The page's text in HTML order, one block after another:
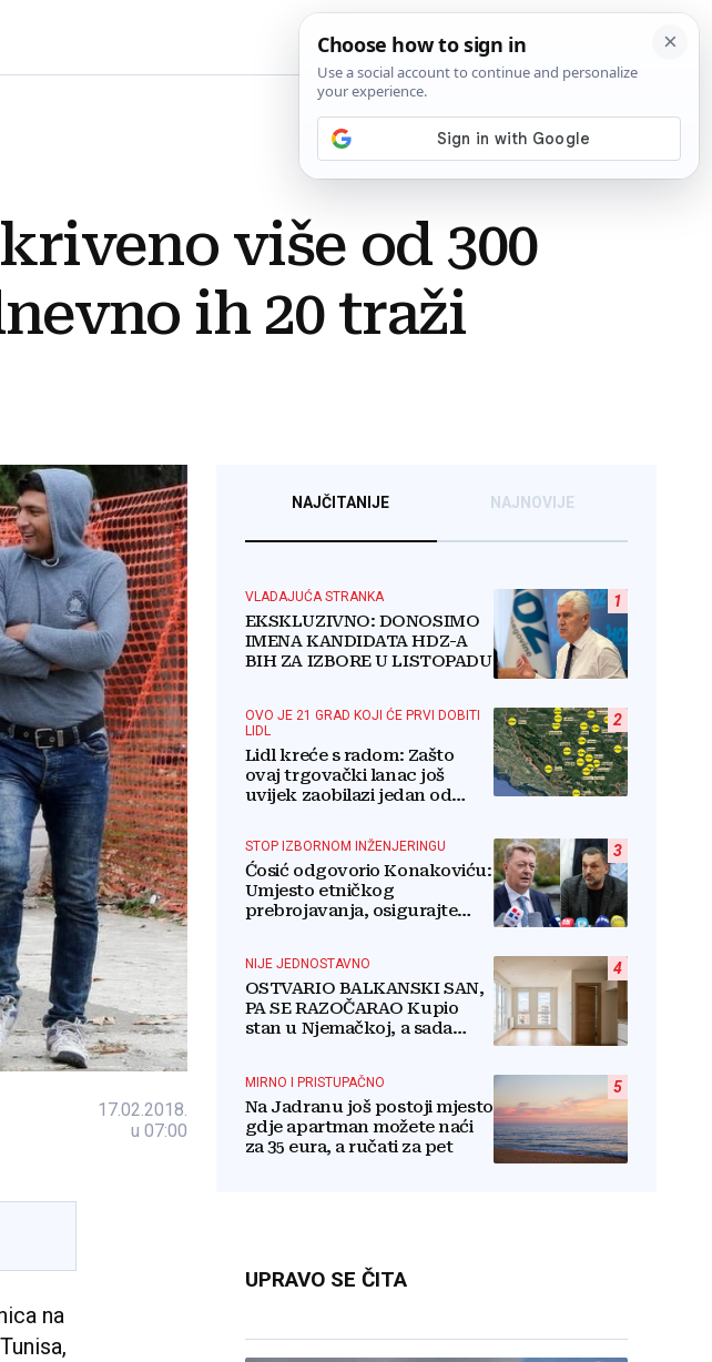
više od 300
ih 20 traži
17.02.2018.
u 07:00
na
NAJČITANIJE NAJNOVIJE
1
VLADAJUĆA STRANKA
EKSKLUZIVNO: DONOSIMO
IMENA KANDIDATA HDZ-A
BIH ZA IZBORE U LISTOPADU
2
OVO JE 21 GRAD KOJI ĆE PRVI DOBITI
LIDL
Lidl kreće s radom: Zašto
ovaj trgovački lanac još
uvijek zaobilazi jedan od
3
STOP IZBORNOM INŽENJERINGU
Ćosić odgovorio Konakoviću:
Umjesto etničkog
prebrojavanja, osigurajte
4
NIJE JEDNOSTAVNO
OSTVARIO BALKANSKI SAN,
PA SE RAZOČARAO Kupio
stan u Njemačkoj, a sada
5
MIRNO I PRISTUPAČNO
Na Jadranu još postoji mjesto
gdje apartman možete naći
za 35 eura, a ručati za pet
UPRAVO SE ČITA